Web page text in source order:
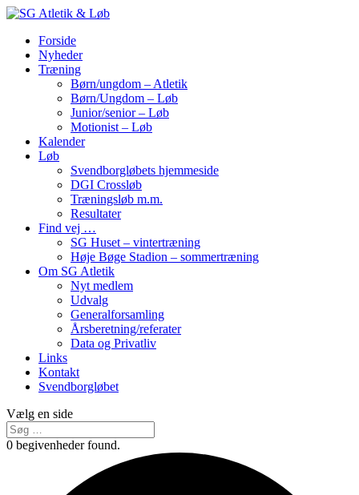
Forside
Nyheder
Træning
Børn/ungdom – Atletik
Børn/Ungdom – Løb
Junior/senior – Løb
Motionist – Løb
Kalender
Løb
Svendborgløbets hjemmeside
DGI Crossløb
Træningsløb m.m.
Resultater
Find vej …
SG Huset – vintertræning
Høje Bøge Stadion – sommertræning
Om SG Atletik
Nyt medlem
Udvalg
Generalforsamling
Årsberetning/referater
Data og Privatliv
Links
Kontakt
Svendborgløbet
Vælg en side
0 begivenheder found.